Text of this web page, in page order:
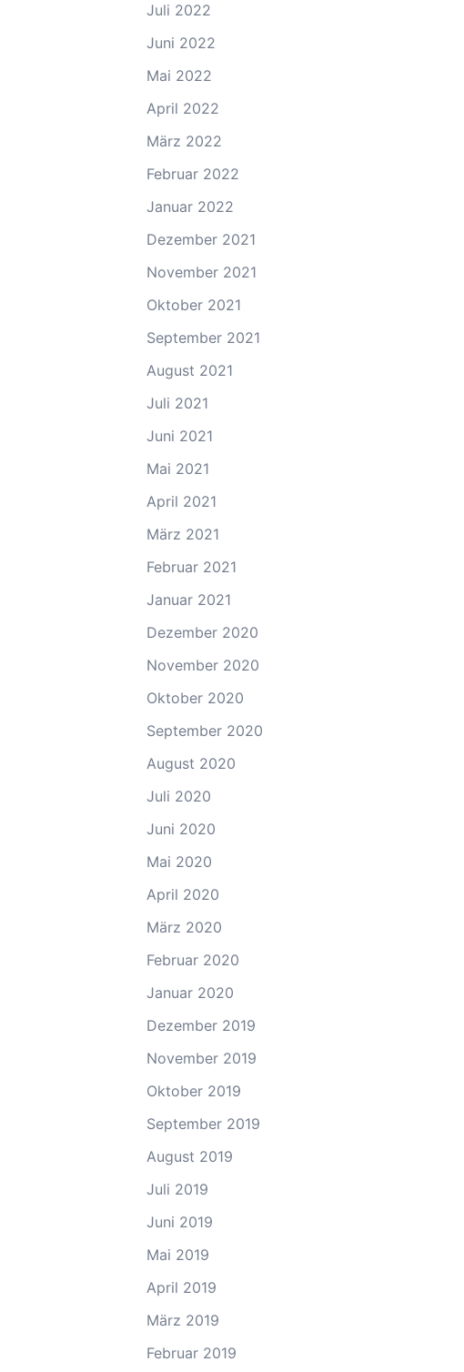
Juli 2022
Juni 2022
Mai 2022
April 2022
März 2022
Februar 2022
Januar 2022
Dezember 2021
November 2021
Oktober 2021
September 2021
August 2021
Juli 2021
Juni 2021
Mai 2021
April 2021
März 2021
Februar 2021
Januar 2021
Dezember 2020
November 2020
Oktober 2020
September 2020
August 2020
Juli 2020
Juni 2020
Mai 2020
April 2020
März 2020
Februar 2020
Januar 2020
Dezember 2019
November 2019
Oktober 2019
September 2019
August 2019
Juli 2019
Juni 2019
Mai 2019
April 2019
März 2019
Februar 2019